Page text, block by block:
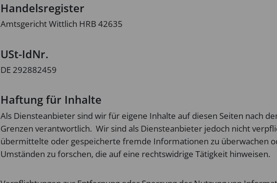
Handelsregister
Amtsgericht Wittlich HRB 42635
USt-IdNr.
DE 292882459
Haftung für Inhalte
Als Diensteanbieter sind wir für eigene Inhalte auf diesen Seiten nach
Grenzen verantwortlich. Wir sind als Diensteanbieter jedoch nicht
übermittelte oder gespeicherte fremde Informationen zu überwachen
Umständen zu forschen, die auf eine rechtswidrige Tätigkeit hinweisen.